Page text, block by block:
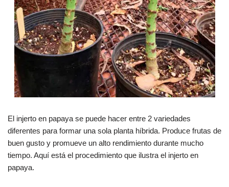
El injerto en papaya se puede hacer entre 2 variedades
diferentes para formar una sola planta híbrida. Produce frutas de
buen gusto y promueve un alto rendimiento durante mucho
tiempo. Aquí está el procedimiento que ilustra el injerto en
papaya.